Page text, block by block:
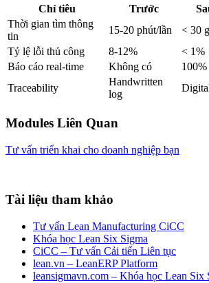
Chỉ tiêu Trước
Thời gian tìm thông
tin
15-20 phút/lần < 30
Tỷ lệ lỗi thủ công
8-12% < 1%
Báo cáo real-time
Không có 100%
Traceability
Handwritten
log
Modules Liên Quan
Tư vấn triển khai cho doanh nghiệp bạn
Tài liệu tham khảo
Tư vấn Lean Manufacturing CiCC
Khóa học Lean Six Sigma
CiCC – Tư vấn Cải tiến Liên tục
lean.vn – LeanERP Platform
leansigmavn.com – Khóa học Lean Six